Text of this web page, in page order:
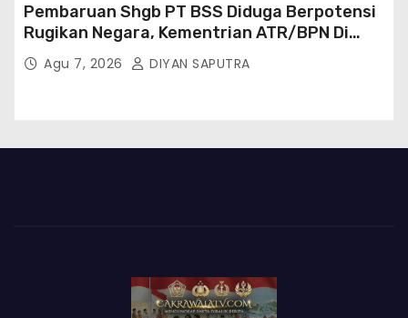
Pembaruan Shgb PT BSS Diduga Berpotensi
Rugikan Negara, Kementrian ATR/BPN Di
Gugat Di PTUN Jakarta
Agu 7, 2026 DIYAN SAPUTRA